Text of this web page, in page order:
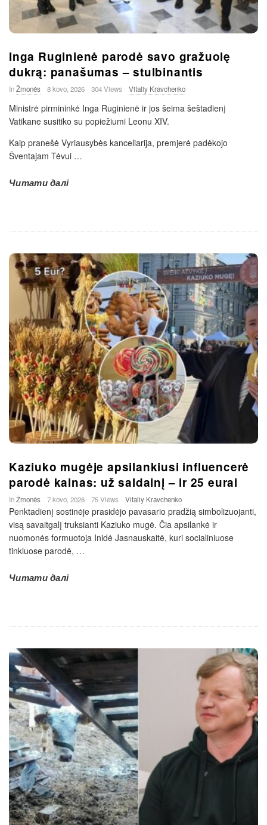
Inga Ruginienė parodė savo gražuolę
dukrą: panašumas – stulbinantis
InŽmonės 8 kovo, 2026 304 Views Vitaliy Kravchenko
Ministrė pirmininkė Inga Ruginienė ir jos šeima šeštadienį
Vatikane susitiko su popiežiumi Leonu XIV.
Kaip pranešė Vyriausybės kanceliarija, premjerė padėkojo
Šventajam Tėvui …
Читати далі
Kaziuko mugėje apsilankiusi influencerė
parodė kainas: už saldainį – ir 25 eurai
InŽmonės 7 kovo, 2026 75 Views Vitaliy Kravchenko
Penktadienį sostinėje prasidėjo pavasario pradžią simbolizuojanti,
visą savaitgalį truksianti Kaziuko mugė. Čia apsilankė ir
nuomonės formuotoja Inidė Jasnauskaitė, kuri socialiniuose
tinkluose parodė, …
Читати далі